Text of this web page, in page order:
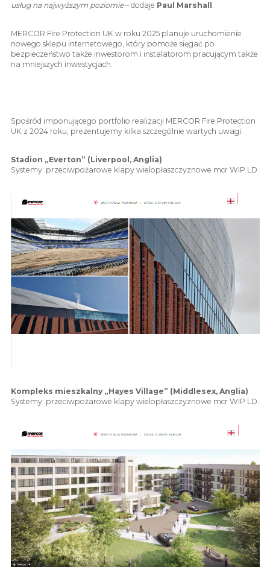
usług na najwyższym poziomie– dodaje Paul Marshall .
MERCOR Fire Protection UK w roku 2025 planuje uruchomienie
nowego sklepu internetowego, który pomoże sięgać po
bezpieczeństwo także inwestorom i instalatorom pracującym także
na mniejszych inwestycjach.
Spośród imponującego portfolio realizacji MERCOR Fire Protection
UK z 2024 roku, prezentujemy kilka szczególnie wartych uwagi:
Stadion „Everton” (Liverpool, Anglia)
Systemy: przeciwpożarowe klapy wielopłaszczyznowe mcr WIP LD
Kompleks mieszkalny „Hayes Village” (Middlesex, Anglia)
Systemy: przeciwpożarowe klapy wielopłaszczyznowe mcr WIP LD.